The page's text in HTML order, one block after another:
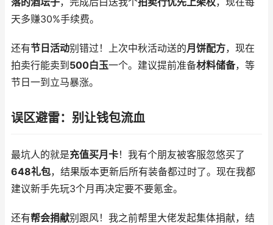
天多赚30%手续费。
还有节日活动别错过！上次中秋活动送的月饼配方，现在
拍卖行能卖到 500白玉一个。建议提前准备材料储备，等
节日一到立马暴涨。
误区避雷：别让钱包流血
最坑人的就是充值买月卡！我有个朋友被客服忽悠买了
648礼包，结果版本更新后所有装备都过时了。现在我都
建议新手先玩3个月再决定要不要氪金。
还有帮会捐献别跟风！我之前帮里大佬发起集体捐献，结